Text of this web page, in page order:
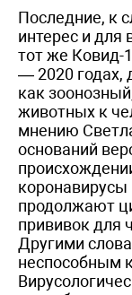
Последние, к
интерес и для
тот же Ковид-
— 2020 годах,
как
животных к
мнению
оснований
коронавирусы
продолжают
прививок для
Другими
неспособным